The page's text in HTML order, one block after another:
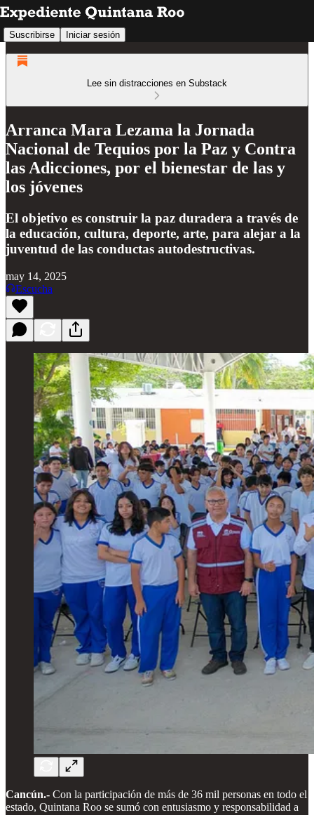
Suscribirse Iniciar sesión
Lee sin distracciones en Substack
Arranca Mara Lezama la Jornada
Nacional de Tequios por la Paz y Contra
las Adicciones, por el bienestar de las y
los jóvenes
El objetivo es construir la paz duradera a través de
la educación, cultura, deporte, arte, para alejar a la
juventud de las conductas autodestructivas.
may 14, 2025
Escucha
Cancún.- Con la participación de más de 36 mil personas en todo el
estado, Quintana Roo se sumó con entusiasmo y responsabilidad a